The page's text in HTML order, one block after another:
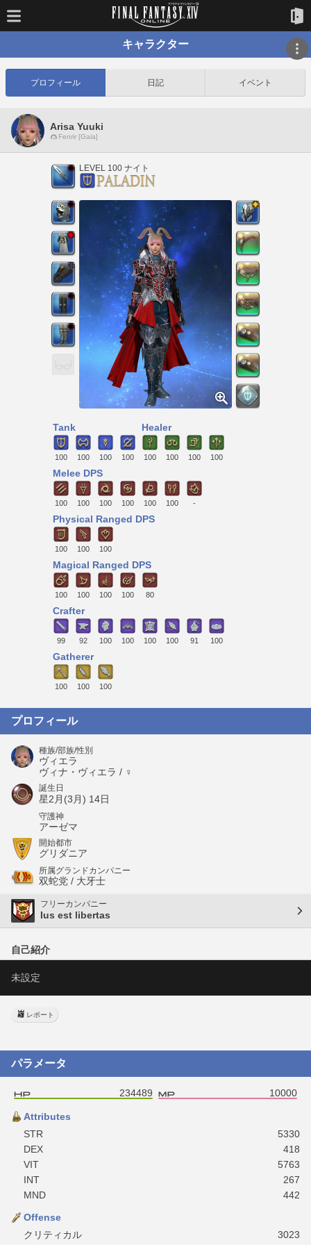
キャラクター
プロフィール 日記 イベント
Arisa Yuuki
Fenrir [Gaia]
LEVEL 100 ナイト
Tank
100 100 100 100
Healer
100 100 100 100
Melee DPS
100 100 100 100 100 100 -
Physical Ranged DPS
100 100 100
Magical Ranged DPS
100 100 100 100 80
Crafter
99 92 100 100 100 100 91 100
Gatherer
100 100 100
プロフィール
種族/部族/性別
ヴィエラ
ヴィナ・ヴィエラ / ♀
誕生日
星2月(3月) 14日
守護神
アーゼマ
開始都市
グリダニア
所属グランドカンパニー
双蛇党 / 大牙士
フリーカンパニー
Ius est libertas
自己紹介
未設定
レポート
パラメータ
234489 10000
Attributes
STR
5330
DEX
418
VIT
5763
INT
267
MND
442
Offense
クリティカル
3023